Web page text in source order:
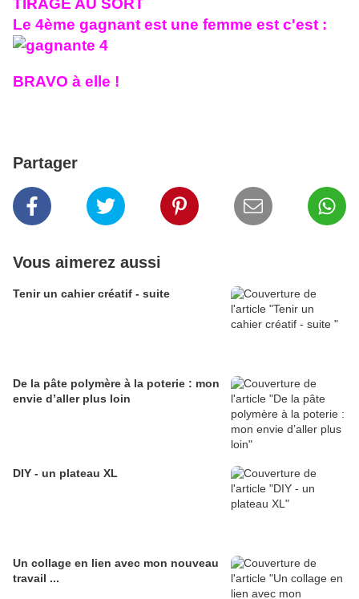
TIRAGE AU SORT
Le 4ème gagnant est une femme est c'est :
BRAVO à elle !
Partager
Vous aimerez aussi
Tenir un cahier créatif - suite
De la pâte polymère à la poterie : mon
envie d’aller plus loin
DIY - un plateau XL
Un collage en lien avec mon nouveau
travail ...